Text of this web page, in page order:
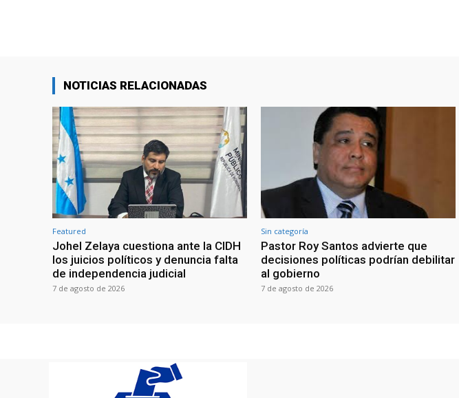
NOTICIAS RELACIONADAS
Featured
Johel Zelaya cuestiona ante la CIDH
los juicios políticos y denuncia falta
de independencia judicial
7 de agosto de 2026
Sin categoría
Pastor Roy Santos advierte que
decisiones políticas podrían debilitar
al gobierno
7 de agosto de 2026